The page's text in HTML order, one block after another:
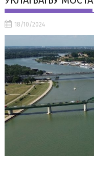
18/10/2024